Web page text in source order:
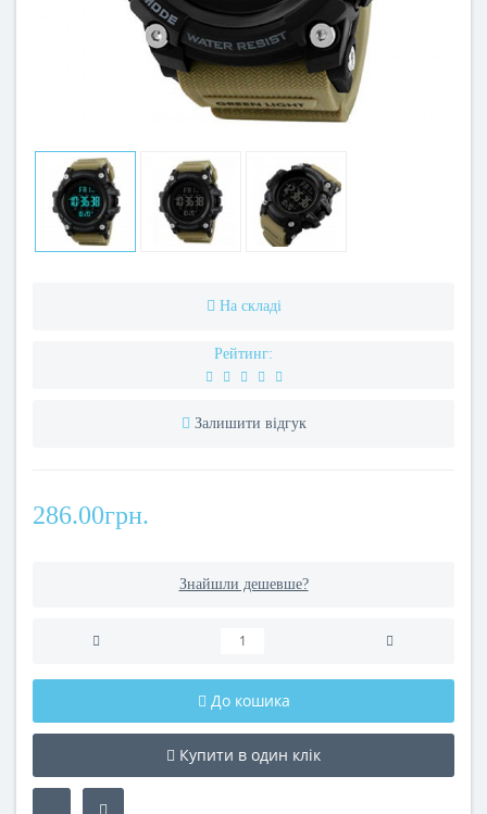
На складі
Рейтинг:
Залишити відгук
286.00грн.
Знайшли дешевше?
До кошика
Купити в один клік